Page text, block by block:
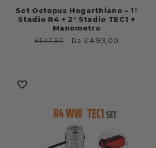
Set Octopus Hogarthiano – 1°
Stadio R4 + 2° Stadio TEC1 +
Manometro
Prezzo
€547,50
Prezzo
Da €493,00